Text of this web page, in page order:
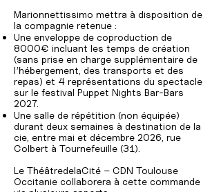
Marionnettissimo mettra à disposition de
la compagnie retenue :
Une enveloppe de coproduction de
8000€ incluant les temps de création
(sans prise en charge supplémentaire de
l’hébergement, des transports et des
repas) et 4 représentations du spectacle
sur le festival Puppet Nights Bar-Bars
2027.
Une salle de répétition (non équipée)
durant deux semaines à destination de la
cie, entre mai et décembre 2026, rue
Colbert à Tournefeuille (31).
Le ThéâtredelaCité – CDN Toulouse
Occitanie collaborera à cette commande